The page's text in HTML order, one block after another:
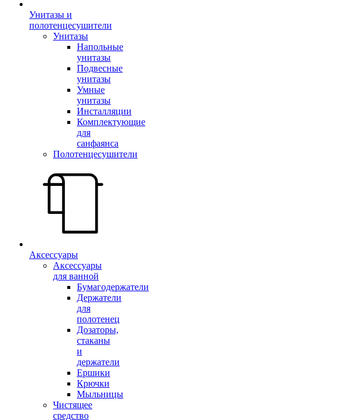
Унитазы и
полотенцесушители
Унитазы
Напольные
унитазы
Подвесные
унитазы
Умные
унитазы
Инсталляции
Комплектующие
для
санфаянса
Полотенцесушители
Аксессуары
Аксессуары
для ванной
Бумагодержатели
Держатели
для
полотенец
Дозаторы,
стаканы
и
держатели
Ершики
Крючки
Мыльницы
Чистящее
средство